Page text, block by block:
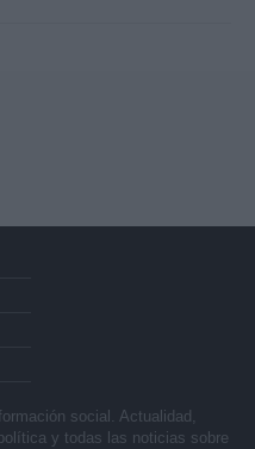
social. Actualidad,
y todas las noticias sobre